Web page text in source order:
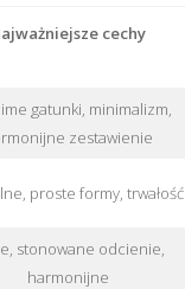
cechy
gatunki, minimalizm,
zestawienie
proste formy, trwałość
stonowane odcienie,
harmonijne